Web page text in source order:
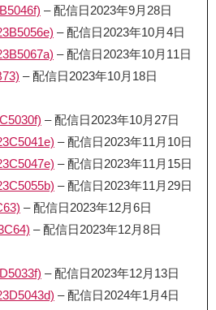
– 配信日2023年9月28日
– 配信日2023年10月4日
– 配信日2023年10月11日
– 配信日2023年10月18日
– 配信日2023年10月27日
– 配信日2023年11月10日
– 配信日2023年11月15日
– 配信日2023年11月29日
– 配信日2023年12月6日
– 配信日2023年12月8日
– 配信日2023年12月13日
– 配信日2024年1月4日